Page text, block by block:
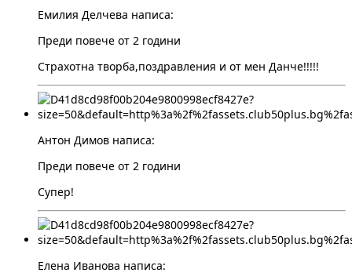
Емилия Делчева написа:
Преди повече от 2 години
Страхотна творба,поздравления и от мен Данче!!!!!
Антон Димов написа:
Преди повече от 2 години
Супер!
Елена Иванова написа: